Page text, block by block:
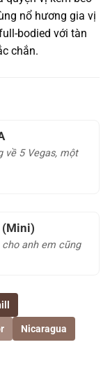
nổ hương gia vị
bodied với tàn
chắn.
về 5 Vegas, một
(Mini)
anh em cũng
Nicaragua